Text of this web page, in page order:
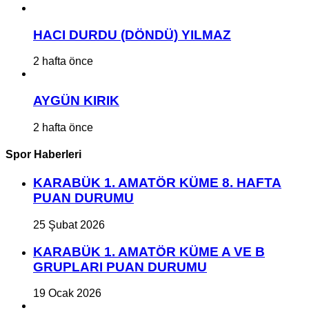
HACI DURDU (DÖNDÜ) YILMAZ
2 hafta önce
AYGÜN KIRIK
2 hafta önce
Spor Haberleri
KARABÜK 1. AMATÖR KÜME 8. HAFTA
PUAN DURUMU
25 Şubat 2026
KARABÜK 1. AMATÖR KÜME A VE B
GRUPLARI PUAN DURUMU
19 Ocak 2026